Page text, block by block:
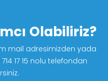
Olabiliriz?
mail adresimizden yada
17 15 nolu telefondan